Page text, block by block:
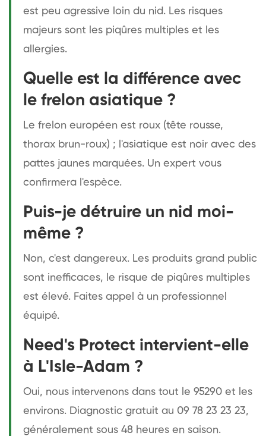
est peu agressive loin du nid. Les risques
majeurs sont les piqûres multiples et les
allergies.
Quelle est la différence avec
le frelon asiatique ?
Le frelon européen est roux (tête rousse,
thorax brun-roux) ; l'asiatique est noir avec des
pattes jaunes marquées. Un expert vous
confirmera l'espèce.
Puis-je détruire un nid moi-
même ?
Non, c'est dangereux. Les produits grand public
sont inefficaces, le risque de piqûres multiples
est élevé. Faites appel à un professionnel
équipé.
Need's Protect intervient-elle
à L'Isle-Adam ?
Oui, nous intervenons dans tout le 95290 et les
environs. Diagnostic gratuit au 09 78 23 23 23,
généralement sous 48 heures en saison.